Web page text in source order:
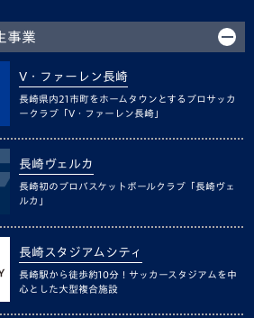
事業
V・ファーレン長崎
長崎県内21市町をホームタウンとするプロサッカ
ークラブ「V・ファーレン長崎」
長崎ヴェルカ
長崎初のプロバスケットボールクラブ「長崎ヴェ
ルカ」
長崎スタジアムシティ
長崎駅から徒歩約10分！サッカースタジアムを中
心とした大型複合施設